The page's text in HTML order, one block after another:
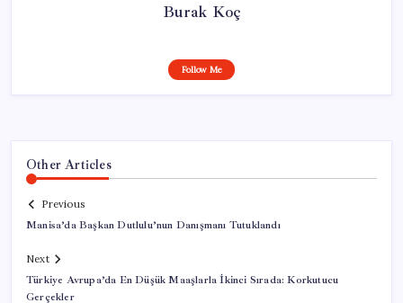
Burak Koç
Follow Me
Other Articles
Previous
Manisa’da Başkan Dutlulu’nun Danışmanı Tutuklandı
Next
Türkiye Avrupa’da En Düşük Maaşlarla İkinci Sırada: Korkutucu
Gerçekler